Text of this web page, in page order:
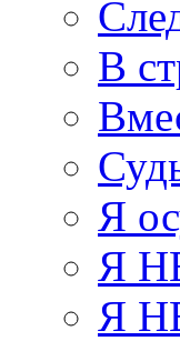
В
Я
Я
Я